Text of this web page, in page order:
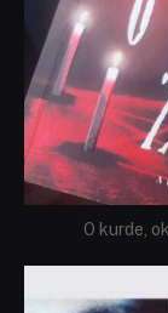
O kurde,